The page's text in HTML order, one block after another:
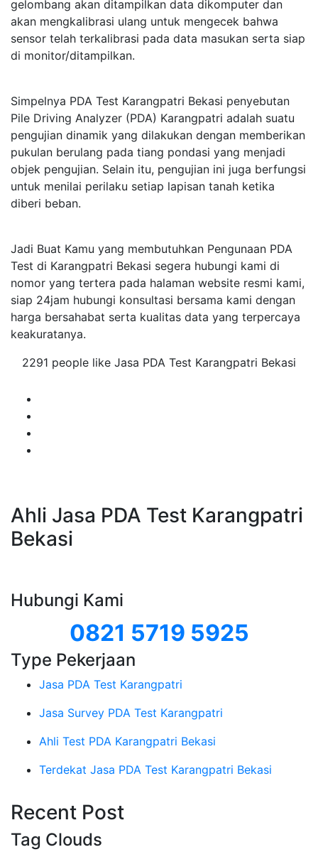
gelombang akan ditampilkan data dikomputer dan
akan mengkalibrasi ulang untuk mengecek bahwa
sensor telah terkalibrasi pada data masukan serta siap
di monitor/ditampilkan.
Simpelnya PDA Test Karangpatri Bekasi penyebutan
Pile Driving Analyzer (PDA) Karangpatri adalah suatu
pengujian dinamik yang dilakukan dengan memberikan
pukulan berulang pada tiang pondasi yang menjadi
objek pengujian. Selain itu, pengujian ini juga berfungsi
untuk menilai perilaku setiap lapisan tanah ketika
diberi beban.
Jadi Buat Kamu yang membutuhkan Pengunaan PDA
Test di Karangpatri Bekasi segera hubungi kami di
nomor yang tertera pada halaman website resmi kami,
siap 24jam hubungi konsultasi bersama kami dengan
harga bersahabat serta kualitas data yang terpercaya
keakuratanya.
2291 people like Jasa PDA Test Karangpatri Bekasi
Ahli Jasa PDA Test Karangpatri
Bekasi
Hubungi Kami
0821 5719 5925
Type Pekerjaan
Jasa PDA Test Karangpatri
Jasa Survey PDA Test Karangpatri
Ahli Test PDA Karangpatri Bekasi
Terdekat Jasa PDA Test Karangpatri Bekasi
Recent Post
Tag Clouds